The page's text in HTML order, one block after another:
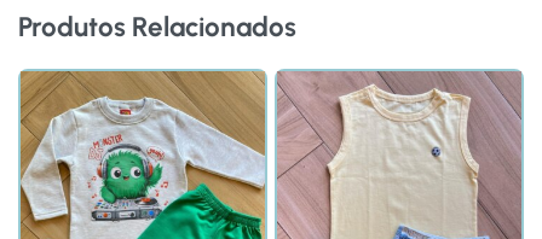
Produtos Relacionados